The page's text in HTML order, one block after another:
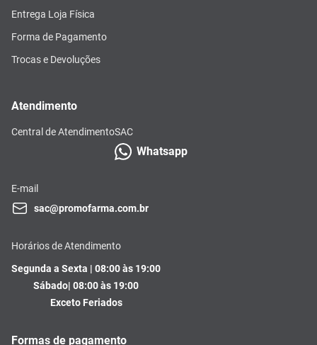
Entrega Loja Física
Forma de Pagamento
Trocas e Devoluções
Atendimento
Central de AtendimentoSAC
Whatsapp
E-mail
sac@promofarma.com.br
Horários de Atendimento
Segunda a Sexta | 08:00 às 19:00
Sábado| 08:00 às 19:00
Exceto Feriados
Formas de pagamento